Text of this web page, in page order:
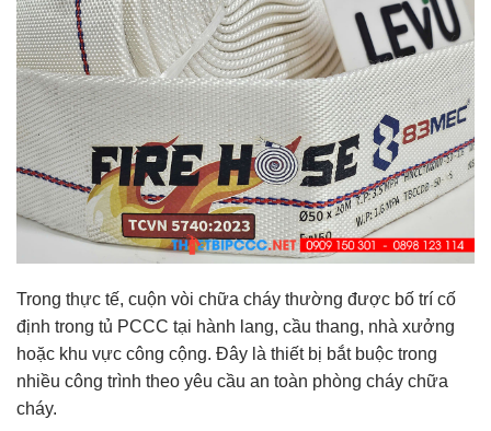
Trong thực tế, cuộn vòi chữa cháy thường được bố trí cố
định trong tủ PCCC tại hành lang, cầu thang, nhà xưởng
hoặc khu vực công cộng. Đây là thiết bị bắt buộc trong
nhiều công trình theo yêu cầu an toàn phòng cháy chữa
cháy.